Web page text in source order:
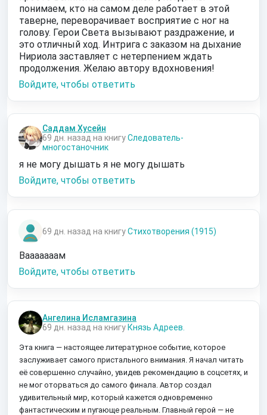
понимаем, кто на самом деле работает в этой
таверне, переворачивает восприятие с ног на
голову. Герои Света вызывают раздражение, и
это отличный ход. Интрига с заказом на дыхание
Нириола заставляет с нетерпением ждать
продолжения. Желаю автору вдохновения!
Войдите, чтобы ответить
Саддам Хусейн
69 дн. назад на книгуСледователь-
многостаночник
я не могу дышать я не могу дышать
Войдите, чтобы ответить
69 дн. назад на книгуСтихотворения (1915)
Вааааааам
Войдите, чтобы ответить
Ангелина Исламгазина
69 дн. назад на книгу Князь Адреев.
Эта книга — настоящее литературное событие, которое
заслуживает самого пристального внимания. Я начал читать
её совершенно случайно, увидев рекомендацию в соцсетях, и
не мог оторваться до самого финала. Автор создал
удивительный мир, который кажется одновременно
фантастическим и пугающе реальным. Главный герой — не